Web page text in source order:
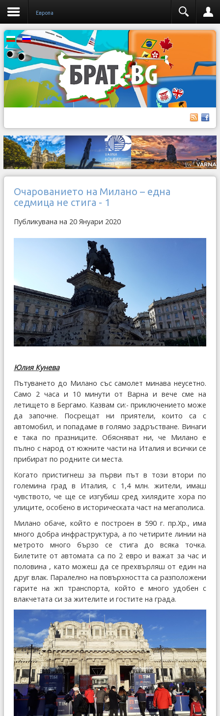
Европа
Очарованието на Милано – една
седмица не стига - 1
Публикувана на 20 Януари 2020
Юлия Кунева
Пътуването до Милано със самолет минава неусетно.
Само 2 часа и 10 минути от Варна и вече сме на
летището в Бергамо. Казвам си:- приключението може
да започне. Посрещат ни приятели, които са с
автомобил, и попадаме в голямо задръстване. Винаги
е така по празниците. Обясняват ни, че Милано е
пълно с народ от южните части на Италия и всички се
прибират по родните си места.
Когато пристигнеш за първи път в този втори по
големина град в Италия, с 1,4 млн. жители, имаш
чувството, че ще се изгубиш сред хилядите хора по
улиците, особено в историческата част на мегаполиса.
Милано обаче, който е построен в 590 г. пр.Хр., има
много добра инфраструктура, а по четирите линии на
метрото много бързо се стига до всяка точка.
Билетите от автомата са по 2 евро и важат за час и
половина , като можеш да се прехвърляш от един на
друг влак. Паралелно на повърхността са разположени
гарите на жп транспорта, който е много удобен с
влакчетата си за жителите и гостите на града.